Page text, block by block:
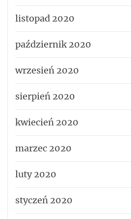
listopad 2020
październik 2020
wrzesień 2020
sierpień 2020
kwiecień 2020
marzec 2020
luty 2020
styczeń 2020